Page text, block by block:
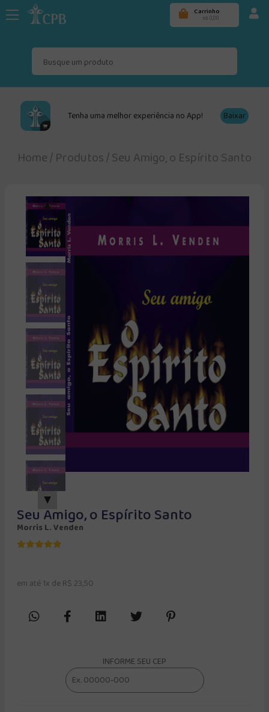
Carrinho
R$ 0,00
Tenha uma melhor experiência no App! Baixar
Home/Produtos/Seu Amigo, o Espírito Santo
▲
▲
Seu Amigo, o Espírito Santo
Morris L. Venden
em até 1x de R$ 23,50
INFORME SEU CEP